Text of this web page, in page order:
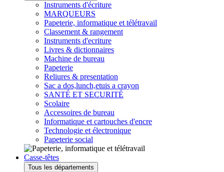
Instruments d'écriture
MARQUEURS
Papeterie, informatique et télétravail
Classement & rangement
Instruments d'ecriture
Livres & dictionnaires
Machine de bureau
Papeterie
Reliures & presentation
Sac a dos,lunch,etuis a crayon
SANTÉ ET SECURITÉ
Scolaire
Accessoires de bureau
Informatique et cartouches d'encre
Technologie et électronique
Papeterie social
Casse-têtes
Tous les départements